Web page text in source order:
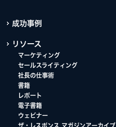
成功事例
リソース
マーケティング
セールスライティング
社長の仕事術
書籍
レポート
電子書籍
ウェビナー
ザ・レスポンス マガジンアーカイブ